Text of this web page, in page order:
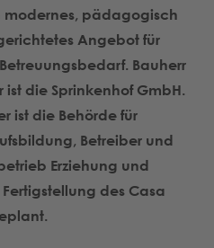
modernes, pädagogisch
Angebot für
Bauherr
die Sprinkenhof GmbH.
ist die Behörde für
Betreiber und
Erziehung und
Fertigstellung des Casa